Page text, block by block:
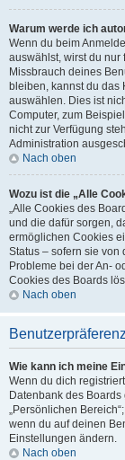
Warum werde ich
Wenn du beim
auswählst, wirst du
Missbrauch deines
bleiben, kannst du das
auswählen. Dies ist
Computer, zum
nicht zur Verfügung
Administration
Nach oben
Wozu ist die „Alle
„Alle Cookies des
und die dafür sorgen,
ermöglichen Cookies
Status – sofern sie von
Probleme bei der An-
Cookies des Boards
Nach oben
Wie kann ich meine
Wenn du dich
Datenbank des
„Persönlichen
wenn du auf deinen
Einstellungen ändern.
Nach oben